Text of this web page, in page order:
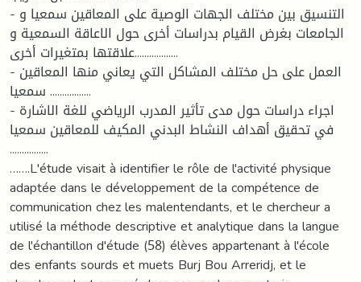
- التنسيق بين مختلف الجهات الوصية على المعاقين سمعيا و
الجامعات بغرض القيام بدراسات أخرى حول الاعاقة السمعية و
علاقتها بمتغيرات أخرى..................
- العمل على حل مختلف المشاكل التي يعاني منها المعاقين
سمعيا .................
- اجراء دراسات حول مدى تأثير المدرب الرياضي للغة الاشارة
في تحقيق أهداف النشاط البدني المكيف للمعاقين سمعيا
................
…….L'étude visait à identifier le rôle de l'activité physique
adaptée dans le développement de la compétence de
communication chez les malentendants, et le chercheur a
utilisé la méthode descriptive et analytique dans la langue
de l'échantillon d'étude (58) élèves appartenant à l'école
des enfants sourds et muets Burj Bou Arreridj, et le